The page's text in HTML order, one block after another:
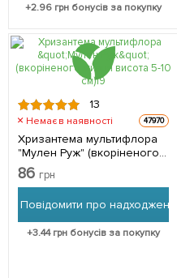
+2.96 грн бонусів за покупку
13
Немає в наявності 47970
Хризантема мультифлора
"Мулен Руж" (вкоріненого
живця висота 5-10 см) 1
саджанець в упаковці
86 грн
Повідомити про надходження
+3.44грн бонусів за покупку